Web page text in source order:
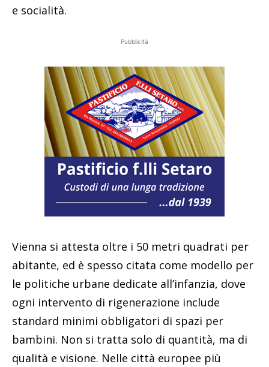
e socialità.
Pubblicità
Vienna si attesta oltre i 50 metri quadrati per
abitante, ed è spesso citata come modello per
le politiche urbane dedicate all’infanzia, dove
ogni intervento di rigenerazione include
standard minimi obbligatori di spazi per
bambini. Non si tratta solo di quantità, ma di
qualità e visione. Nelle città europee più